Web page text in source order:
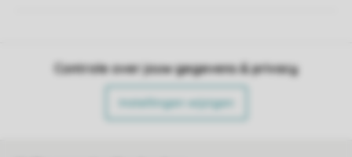
Controle over jouw gegevens & privacy
Instellingen wijzigen